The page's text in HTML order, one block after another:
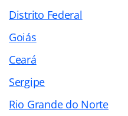
Distrito Federal
Goiás
Ceará
Sergipe
Rio Grande do Norte